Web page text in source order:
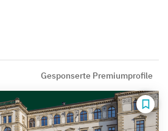
Gesponserte Premiumprofile